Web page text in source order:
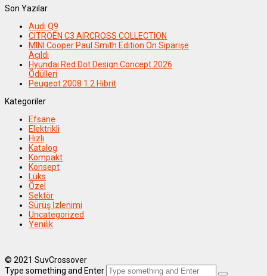
Son Yazılar
Audi Q9
CITROËN C3 AIRCROSS COLLECTION
MINI Cooper Paul Smith Edition Ön Siparişe
Açıldı
Hyundai Red Dot Design Concept 2026
Ödülleri
Peugeot 2008 1.2 Hibrit
Kategoriler
Efsane
Elektrikli
Hızlı
Katalog
Kompakt
Konsept
Lüks
Özel
Sektör
Sürüş İzlenimi
Uncategorized
Yenilik
© 2021 SuvCrossover
Type something and Enter